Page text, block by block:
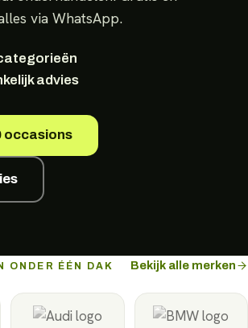
via WhatsApp.
advies
occasions
ONDER ÉÉN DAK Bekijk alle merken